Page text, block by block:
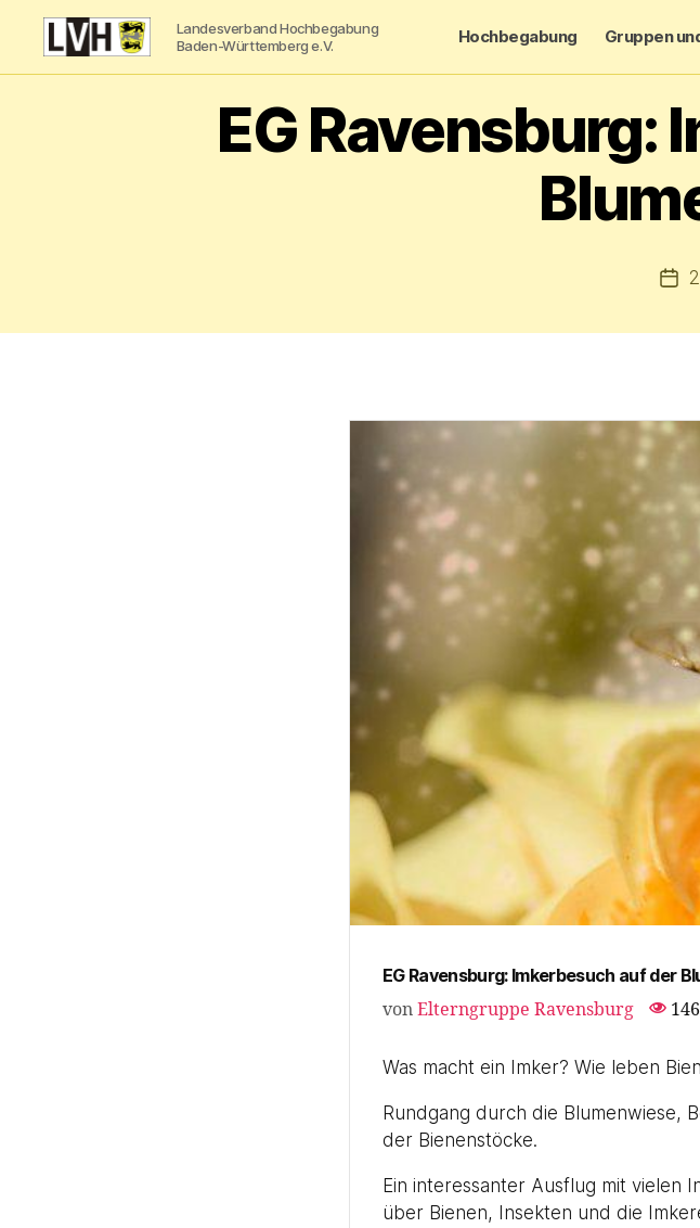
Landesverband Hochbegabung
Baden-Württemberg e.V.
Hochbegabung Gruppen
EG Ravensburg:
EG Ravensburg: Imkerbesuch auf der
von Elterngruppe Ravensburg
Was macht ein Imker? Wie leben
Rundgang durch die Blumenwiese,
der Bienenstöcke.
Ein interessanter Ausflug mit vielen
über Bienen, Insekten und die